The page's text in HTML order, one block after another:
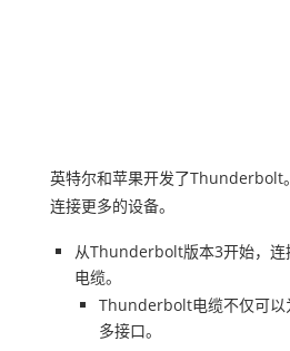
英特尔和苹果开发了Thunderbolt
连接更多的设备。
从Thunderbolt版本3开始，连
电缆。
Thunderbolt电缆不仅可以
多接口。